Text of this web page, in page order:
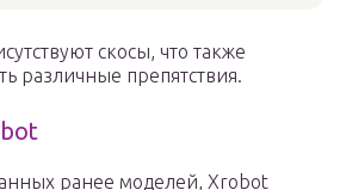
скосы, что также
различные препятствия.
ранее моделей, Xrobot